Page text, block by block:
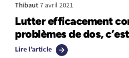
Thibaut7 avril 2021
Lutter efficacement
problèmes de dos,
Lire l’article